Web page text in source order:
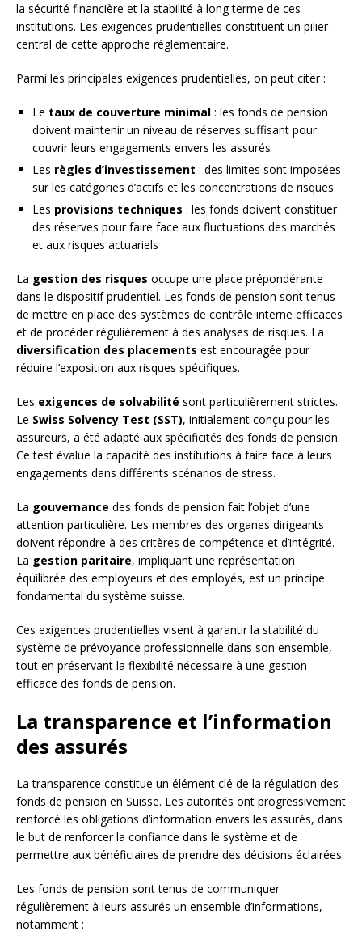
la sécurité financière et la stabilité à long terme de ces
institutions. Les exigences prudentielles constituent un pilier
central de cette approche réglementaire.
Parmi les principales exigences prudentielles, on peut citer :
Le taux de couverture minimal : les fonds de pension
doivent maintenir un niveau de réserves suffisant pour
couvrir leurs engagements envers les assurés
Les règles d’investissement : des limites sont imposées
sur les catégories d’actifs et les concentrations de risques
Les provisions techniques : les fonds doivent constituer
des réserves pour faire face aux fluctuations des marchés
et aux risques actuariels
La gestion des risques occupe une place prépondérante
dans le dispositif prudentiel. Les fonds de pension sont tenus
de mettre en place des systèmes de contrôle interne efficaces
et de procéder régulièrement à des analyses de risques. La
diversification des placements est encouragée pour
réduire l’exposition aux risques spécifiques.
Les exigences de solvabilité sont particulièrement strictes.
Le Swiss Solvency Test (SST), initialement conçu pour les
assureurs, a été adapté aux spécificités des fonds de pension.
Ce test évalue la capacité des institutions à faire face à leurs
engagements dans différents scénarios de stress.
La gouvernance des fonds de pension fait l’objet d’une
attention particulière. Les membres des organes dirigeants
doivent répondre à des critères de compétence et d’intégrité.
La gestion paritaire, impliquant une représentation
équilibrée des employeurs et des employés, est un principe
fondamental du système suisse.
Ces exigences prudentielles visent à garantir la stabilité du
système de prévoyance professionnelle dans son ensemble,
tout en préservant la flexibilité nécessaire à une gestion
efficace des fonds de pension.
La transparence et l’information
des assurés
La transparence constitue un élément clé de la régulation des
fonds de pension en Suisse. Les autorités ont progressivement
renforcé les obligations d’information envers les assurés, dans
le but de renforcer la confiance dans le système et de
permettre aux bénéficiaires de prendre des décisions éclairées.
Les fonds de pension sont tenus de communiquer
régulièrement à leurs assurés un ensemble d’informations,
notamment :